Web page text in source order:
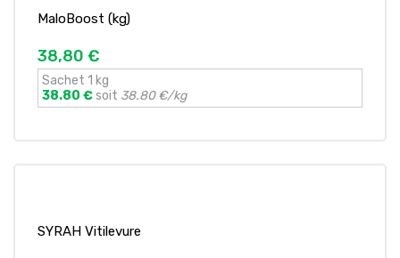
MaloBoost (kg)
38,80 €
Sachet 1 kg
38.80 €soit 38.80 €/kg
SYRAH Vitilevure